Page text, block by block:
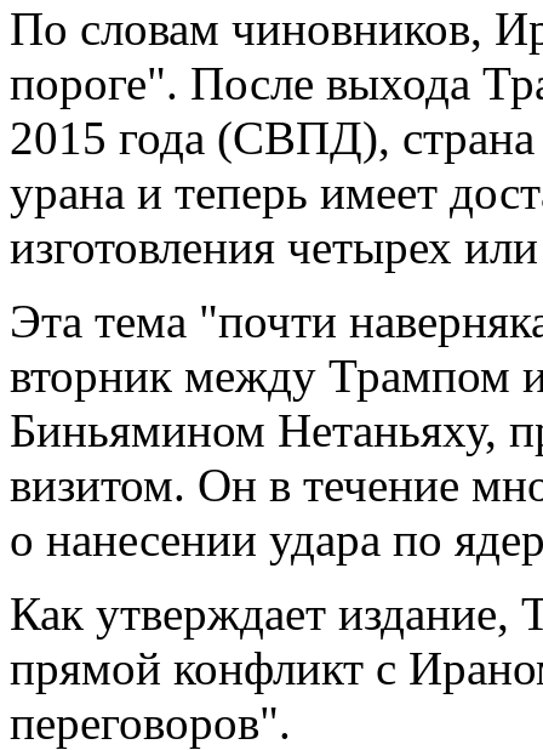
По словам чиновников,
пороге". После выхода
2015 года (СВПД), страна
урана и теперь имеет
изготовления четырех
Эта тема "почти
вторник между Трампом
Биньямином Нетаньяху,
визитом. Он в течение
о нанесении удара по
Как утверждает издание,
прямой конфликт с
переговоров".